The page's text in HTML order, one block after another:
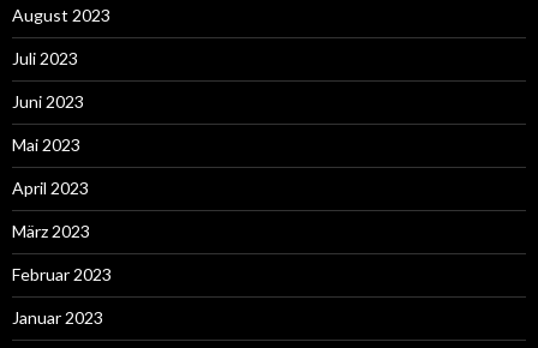
August 2023
Juli 2023
Juni 2023
Mai 2023
April 2023
März 2023
Februar 2023
Januar 2023